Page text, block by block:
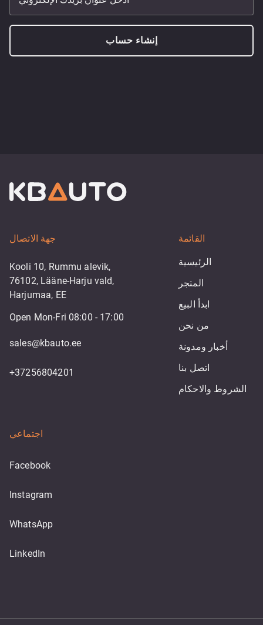
إنشاء حساب
جهة الاتصال
Kooli 10, Rummu alevik,
76102, Lääne-Harju vald,
Harjumaa, EE
Open Mon-Fri 08:00 - 17:00
sales@kbauto.ee
+37256804201
القائمة
الرئيسية
المتجر
ابدأ البيع
من نحن
أخبار ومدونة
اتصل بنا
الشروط والاحكام
اجتماعي
Facebook
Instagram
WhatsApp
LinkedIn